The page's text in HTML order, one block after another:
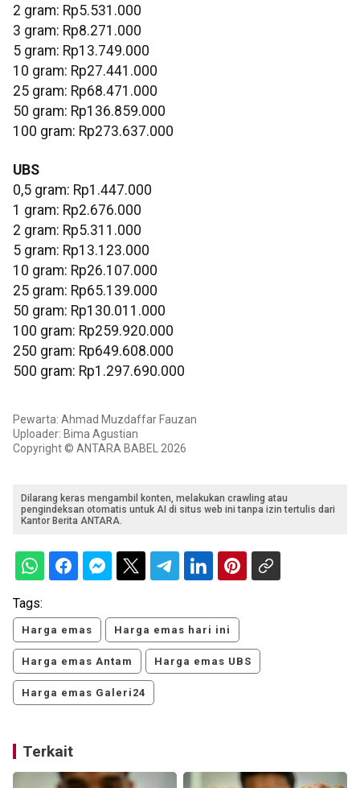
‎2 gram: Rp5.531.000
3 gram: Rp8.271.000
‎5 gram: Rp13.749.000
10 gram: Rp27.441.000
‎25 gram: Rp68.471.000
‎50 gram: Rp136.859.000
‎100 gram: Rp273.637.000
UBS
0,5 gram: Rp1.447.000
‎1 gram: Rp2.676.000
‎2 gram: Rp5.311.000
‎5 gram: Rp13.123.000
10 gram: Rp26.107.000
‎25 gram: Rp65.139.000
‎50 gram: Rp130.011.000
‎100 gram: Rp259.920.000
250 gram: Rp649.608.000
‎500 gram: Rp1.297.690.000
Pewarta: Ahmad Muzdaffar Fauzan
Uploader: Bima Agustian
Copyright © ANTARA BABEL 2026
Dilarang keras mengambil konten, melakukan crawling atau
pengindeksan otomatis untuk AI di situs web ini tanpa izin tertulis dari
Kantor Berita ANTARA.
Tags:
Harga emas Harga emas hari ini
Harga emas Antam Harga emas UBS
Harga emas Galeri24
Terkait